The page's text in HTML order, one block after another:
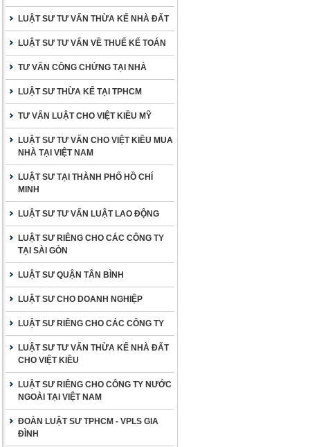
LUẬT SƯ TƯ VẤN THỪA KẾ NHÀ ĐẤT
LUẬT SƯ TƯ VẤN VỀ THUẾ KẾ TOÁN
TƯ VẤN CÔNG CHỨNG TẠI NHÀ
LUẬT SƯ THỪA KẾ TẠI TPHCM
TƯ VẤN LUẬT CHO VIỆT KIỀU MỸ
LUẬT SƯ TƯ VẤN CHO VIỆT KIỀU MUA
NHÀ TẠI VIỆT NAM
LUẬT SƯ TẠI THÀNH PHỐ HỒ CHÍ
MINH
LUẬT SƯ TƯ VẤN LUẬT LAO ĐỘNG
LUẬT SƯ RIÊNG CHO CÁC CÔNG TY
TẠI SÀI GÒN
LUẬT SƯ QUẬN TÂN BÌNH
LUẬT SƯ CHO DOANH NGHIỆP
LUẬT SƯ RIÊNG CHO CÁC CÔNG TY
LUẬT SƯ TƯ VẤN THỪA KẾ NHÀ ĐẤT
CHO VIỆT KIỀU
LUẬT SƯ RIÊNG CHO CÔNG TY NƯỚC
NGOÀI TẠI VIỆT NAM
ĐOÀN LUẬT SƯ TPHCM - VPLS GIA
ĐÌNH